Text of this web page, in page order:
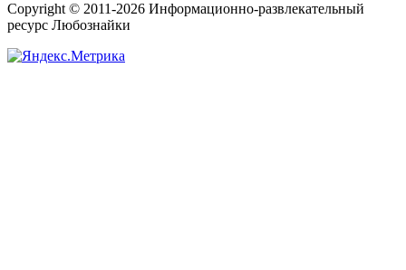
Copyright © 2011-2026 Информационно-развлекательный
ресурс Любознайки